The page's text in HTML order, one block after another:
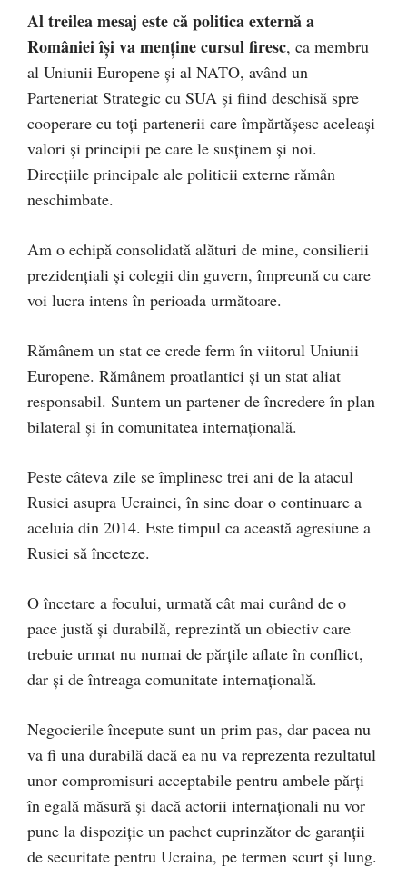
Al treilea mesaj este că politica externă a
României își va menține cursul firesc, ca membru
al Uniunii Europene și al NATO, având un
Parteneriat Strategic cu SUA și fiind deschisă spre
cooperare cu toți partenerii care împărtășesc aceleași
valori și principii pe care le susținem și noi.
Direcțiile principale ale politicii externe rămân
neschimbate.
Am o echipă consolidată alături de mine, consilierii
prezidențiali și colegii din guvern, împreună cu care
voi lucra intens în perioada următoare.
Rămânem un stat ce crede ferm în viitorul Uniunii
Europene. Rămânem proatlantici și un stat aliat
responsabil. Suntem un partener de încredere în plan
bilateral și în comunitatea internațională.
Peste câteva zile se împlinesc trei ani de la atacul
Rusiei asupra Ucrainei, în sine doar o continuare a
aceluia din 2014. Este timpul ca această agresiune a
Rusiei să înceteze.
O încetare a focului, urmată cât mai curând de o
pace justă și durabilă, reprezintă un obiectiv care
trebuie urmat nu numai de părțile aflate în conflict,
dar și de întreaga comunitate internațională.
Negocierile începute sunt un prim pas, dar pacea nu
va fi una durabilă dacă ea nu va reprezenta rezultatul
unor compromisuri acceptabile pentru ambele părți
în egală măsură și dacă actorii internaționali nu vor
pune la dispoziție un pachet cuprinzător de garanții
de securitate pentru Ucraina, pe termen scurt și lung.